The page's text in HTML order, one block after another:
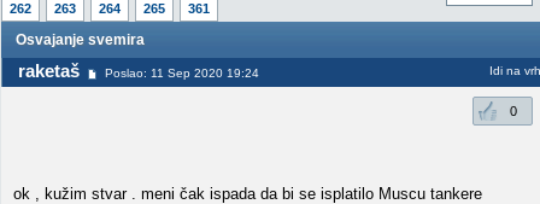
262
263 264 265 361
Osvajanje svemira
raketaš Poslao: 11 Sep 2020 19:24 Idi na vrh
0
ok , kužim stvar . meni čak ispada da bi se isplatilo Muscu tankere